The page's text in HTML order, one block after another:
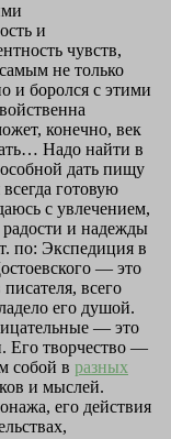
и
чувств,
не только
и боролся с этими
конечно, век
Надо найти в
дать пищу
готовую
с увлечением,
радости и надежды
по: Экспедиция в
— это
всего
его душой.
— это
Его творчество —
собой в разных
и мыслей.
его действия